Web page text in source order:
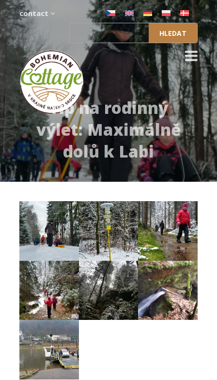
contact
Vyhledávání
Tip na rodinný
výlet: Maximálně
dolů k Labi